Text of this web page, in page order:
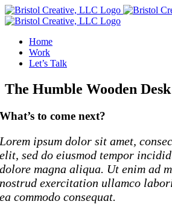
Skip
to
Home
Work
Let’s Talk
The Humble Wooden Desk
What’s to come next?
Lorem ipsum dolor sit amet,
elit, sed do eiusmod tempor
dolore magna aliqua. Ut enim ad
nostrud exercitation ullamco
ea commodo consequat.